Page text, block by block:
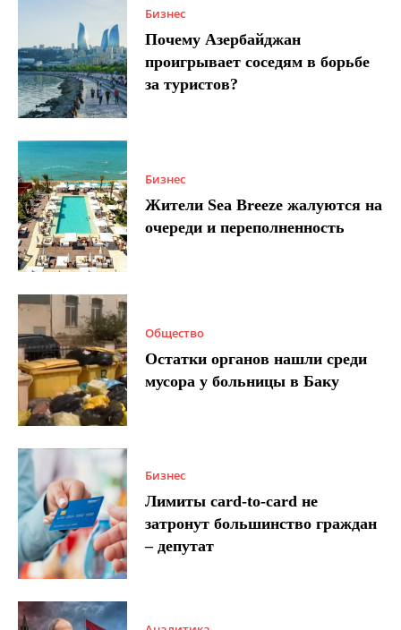
Бизнес
Почему Азербайджан
проигрывает соседям в борьбе
за туристов?
Бизнес
Жители Sea Breeze жалуются на
очереди и переполненность
Общество
Остатки органов нашли среди
мусора у больницы в Баку
Бизнес
Лимиты card-to-card не
затронут большинство граждан
– депутат